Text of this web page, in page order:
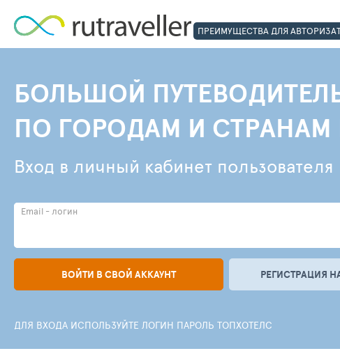
ПРЕИМУЩЕСТВА ДЛЯ
БОЛЬШОЙ
ПО ГОРОДАМ И
Вход в личный кабинет пользователя
Email - логин
ВОЙТИ В СВОЙ АККАУНТ РЕГИСТРАЦИЯ
ДЛЯ ВХОДА ИСПОЛЬЗУЙТЕ ЛОГИН ПАРОЛЬ ТОПХОТЕЛС